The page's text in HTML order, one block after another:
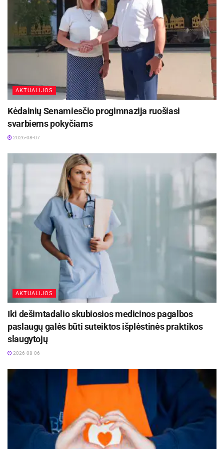
pasaulio kampelių
2026-08-08
Ukmergės rajono savivaldybės administracijos
Socialinės paramos skyriaus specialistų,
dirbančių seniūnijose, klientų priėmimo laikas ir
kontaktai:
Seniūni
ja
Speci
s,
pavar
dė
Deltuvo
seniūni
ja
Dang
uolė
Juciu
vienė
Pirma
dienis
antra
dienis
trečia
,
ketvirt
val.
@ukmerge.lt
Mob. tel. 0 665
99230
Lyduok
Aušra
Grum
čienė
Ketvirt
adieni
s
p.
ausra.grumci
ene@ukmerge.l
AKTUALIJOS
Kėdainių Senamiesčio progimnazija ruošiasi
svarbiems pokyčiams
2026-08-07
AKTUALIJOS
Iki dešimtadalio skubiosios medicinos pagalbos
paslaugų galės būti suteiktos išplėstinės praktikos
slaugytojų
2026-08-06